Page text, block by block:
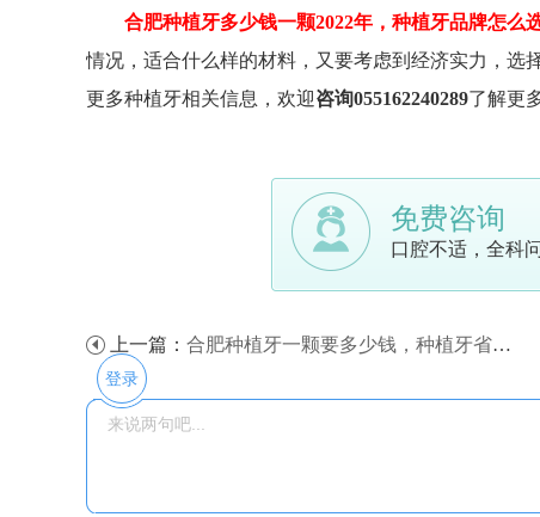
合肥种植牙多少钱一颗2022年，种植牙品牌怎么
情况，适合什么样的材料，又要考虑到经济实力，选
更多种植牙相关信息，欢迎咨询055162240289了解更
免费咨询
口腔不适，全科
上一篇： 合肥种植牙一颗要多少钱，种植牙省钱秘籍来了！
登录